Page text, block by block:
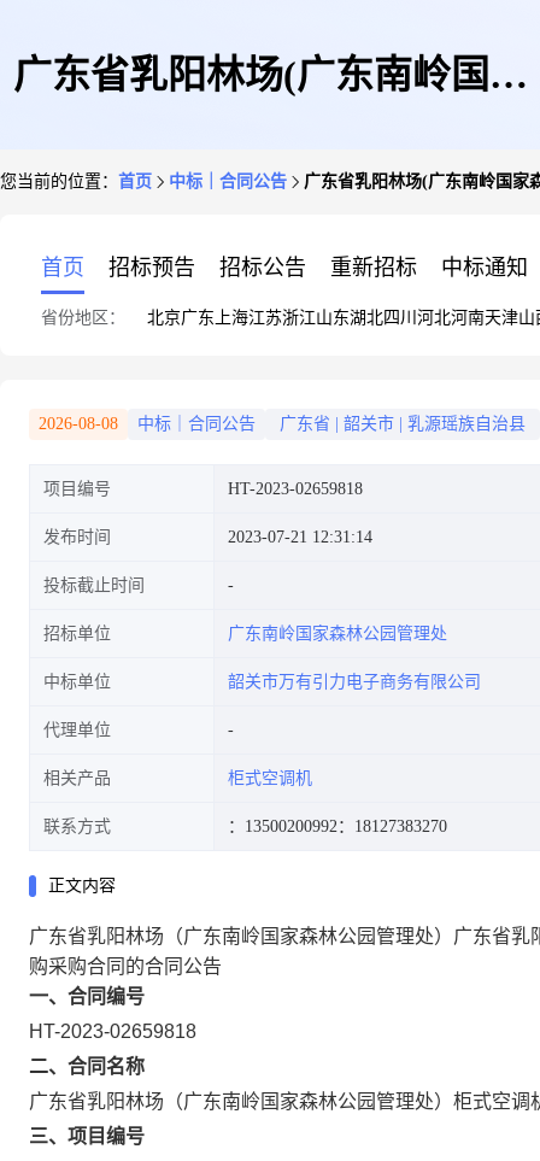
广东省乳阳林场(广东南岭国家
处)柜式空调机等直接订购采购
合同的合同公告
您当前的位置： 首页 中标｜合同公告 广东省乳阳林场(广东南岭国家
首页 招标预告 招标公告 重新招标 中标通知
省份地区： 北京广东 上海江苏浙江山东湖北四川 河北河南天津山
2026-08-08 中标｜合同公告 广东省 韶关市 乳源瑶族自治县
项目编号 HT-2023-02659818
发布时间 2023-07-21 12:31:14
投标截止时间
招标单位 广东南岭国家森林公园管理处
中标单位 韶关市万有引力电子商务有限公司
代理单位
相关产品 柜式空调机
联系方式 ：13500200992：18127383270
正文内容
广东省乳阳林场（广东南岭国家森林公园管理处）广东省
购采购合同的合同公告
一、合同编号
HT-2023-02659818
二、合同名称
广东省乳阳林场（广东南岭国家森林公园管理处）柜式空调
三、项目编号